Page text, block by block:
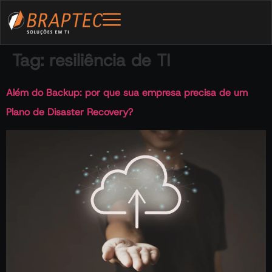
Tag: resiliência de TI
Além do Backup: por que sua empresa precisa de um
Plano de Disaster Recovery?